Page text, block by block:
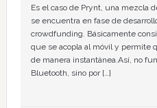
Es el caso de Prynt, una mezcla
se encuentra en fase de
crowdfunding. Básicamente
que se acopla al móvil y permite
de manera instantánea.Así, no
Bluetooth, sino por […]